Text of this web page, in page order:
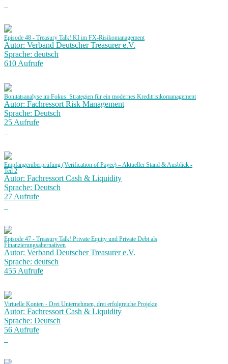
Episode 48 - Treasury Talk! KI im FX-Risikomanagement
Autor: Verband Deutscher Treasurer e.V.
Sprache: deutsch
610 Aufrufe
Bonitätsanalyse im Fokus: Strategien für ein modernes Kreditrisikomanagement
Autor: Fachressort Risk Management
Sprache: Deutsch
25 Aufrufe
Empfängerüberprüfung (Verification of Payee) – Aktueller Stand & Ausblick -
Teil 2
Autor: Fachressort Cash & Liquidity
Sprache: Deutsch
27 Aufrufe
Episode 47 - Treasury Talk! Private Equity und Private Debt als
Finanzierungsalternativen
Autor: Verband Deutscher Treasurer e.V.
Sprache: deutsch
455 Aufrufe
Virtuelle Konten - Drei Unternehmen, drei erfolgreiche Projekte
Autor: Fachressort Cash & Liquidity
Sprache: Deutsch
56 Aufrufe